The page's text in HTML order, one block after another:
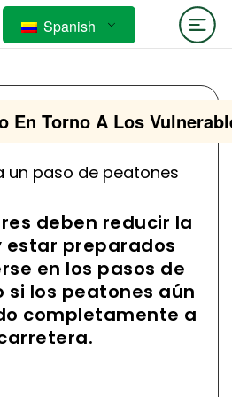
Spanish
En Torno A Los
un paso de peatones
deben reducir la
estar preparados
en los pasos de
si los peatones aún
completamente a